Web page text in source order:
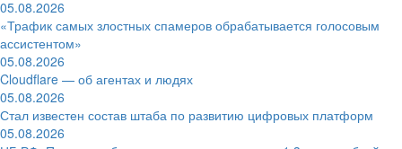
05.08.2026
«Трафик самых злостных спамеров обрабатывается голосовым
ассистентом»
05.08.2026
Cloudflare — об агентах и людях
05.08.2026
Стал известен состав штаба по развитию цифровых платформ
05.08.2026